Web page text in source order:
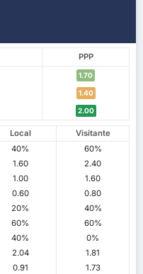
PPP
1.70
1.40
2.00
Local
Visitante
40%
60%
1.60
2.40
1.00
1.60
0.60
0.80
20%
40%
60%
60%
40%
0%
2.04
1.81
0.91 1.73